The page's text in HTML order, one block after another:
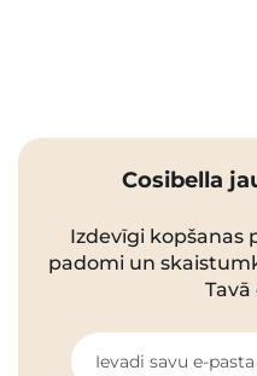
Cosibella
Izdevīgi kopšanas
padomi un
Tavā
Ievadi savu e-